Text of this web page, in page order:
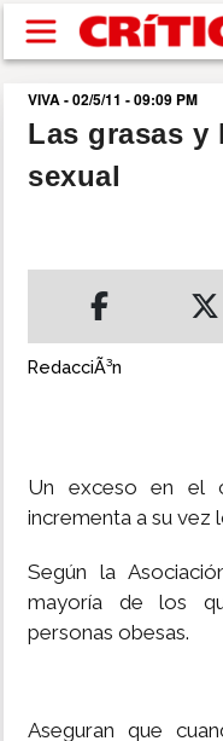
Pasar al contenido
buscar
SUCESOS
POLÍTICA
SHOW
MUNDO
INSÓLITAS
IMPRESO
VIVA - 02/5/11 - 09:09 PM
Las grasas y
sexual
RedacciÃ³n
Un exceso en el
incrementa a su vez
Según la
mayoría de los
personas obesas.
Aseguran que